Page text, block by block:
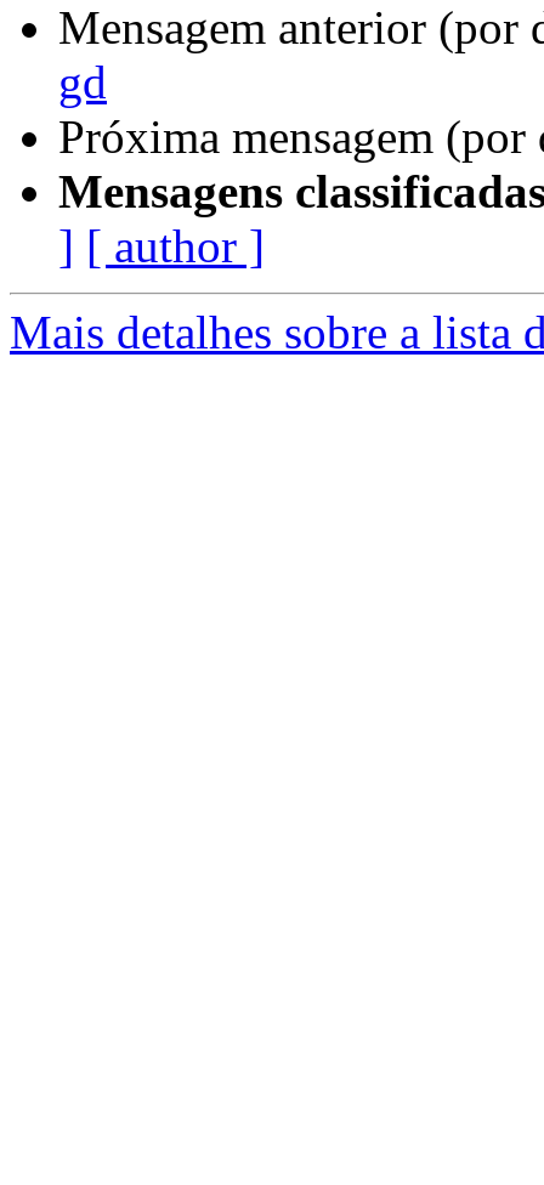
Mensagem anterior (por
gd
Próxima mensagem
Mensagens
] [ author ]
Mais detalhes sobre a lista